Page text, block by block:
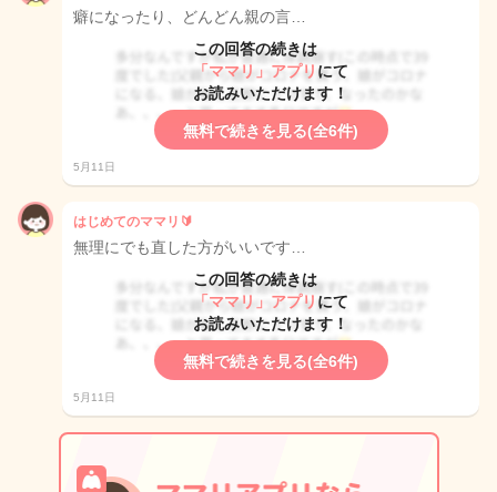
癖になったり、どんどん親の言…
この回答の続きは
「ママリ」アプリ にて
お読みいただけます！
無料で続きを見る(全6件)
5月11日
はじめてのママリ🔰
無理にでも直した方がいいです…
この回答の続きは
「ママリ」アプリ にて
お読みいただけます！
無料で続きを見る(全6件)
5月11日